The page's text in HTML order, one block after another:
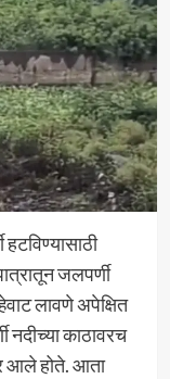
जलपर्णी
लावणे अपेक्षित
नदीच्या काठावरच
आले होते. आता